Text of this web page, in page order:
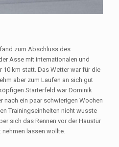
zum Abschluss des
Asse mit internationalen und
10 km statt. Das Wetter war für die
aber zum Laufen an sich gut
Starterfeld war Dominik
nach ein paar schwierigen Wochen
Trainingseinheiten nicht wusste
sich das Rennen vor der Haustür
lassen wollte.